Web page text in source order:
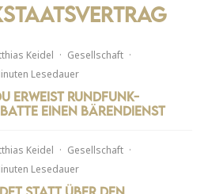
Keidel · Gesellschaft ·
Lesedauer
erweist Rundfunk-
einen Bärendienst
Keidel · Gesellschaft ·
Lesedauer